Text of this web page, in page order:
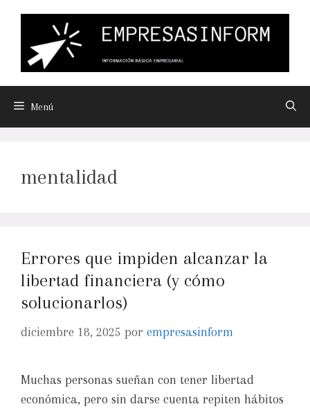
Menú
mentalidad
Errores que impiden alcanzar la
libertad financiera (y cómo
solucionarlos)
diciembre 18, 2025 por empresasinform
Muchas personas sueñan con tener libertad
económica, pero sin darse cuenta repiten hábitos